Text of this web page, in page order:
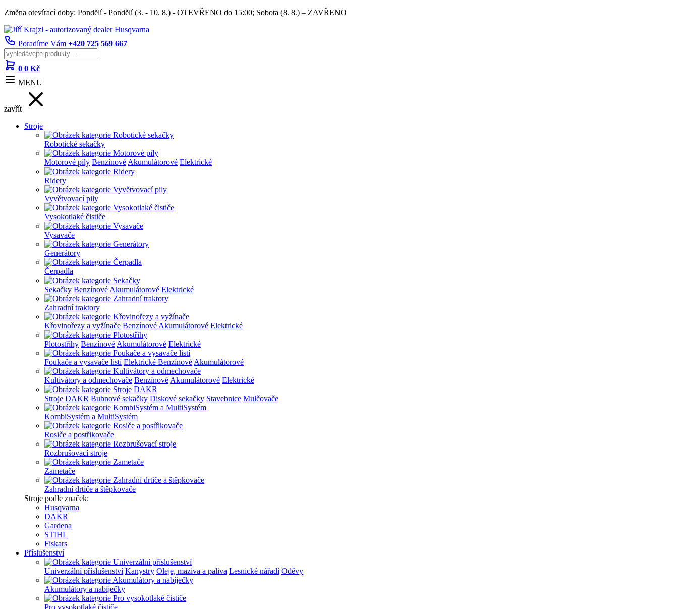
Změna otevírací doby: Pondělí - Pondělí (3. - 10. 8.) - OTEVŘENO do 15:00; Sobota (8. 8.) – ZAVŘENO
Poradíme Vám +420 725 569 667
0 0 Kč
MENU
zavřít
Stroje
Robotické sekačky
Motorové pily Benzínové Akumulátorové Elektrické
Ridery
Vyvětvovací pily
Vysokotlaké čističe
Vysavače
Generátory
Čerpadla
Sekačky Benzínové Akumulátorové Elektrické
Zahradní traktory
Křovinořezy a vyžínače Benzínové Akumulátorové Elektrické
Plotostřihy Benzínové Akumulátorové Elektrické
Foukače a vysavače listí Elektrické Benzínové Akumulátorové
Kultivátory a odmechovače Benzínové Akumulátorové Elektrické
Stroje DAKR Bubnové sekačky Diskové sekačky Stavebnice Mulčovače
KombiSystém a MultiSystém
Rosiče a postřikovače
Rozbrušovací stroje
Zametače
Zahradní drtiče a štěpkovače
Stroje podle značek:
Husqvarna
DAKR
Gardena
STIHL
Fiskars
Příslušenství
Univerzální příslušenství Kanystry Oleje, maziva a paliva Lesnické nářadí Oděvy
Akumulátory a nabíječky
Pro vysokotlaké čističe